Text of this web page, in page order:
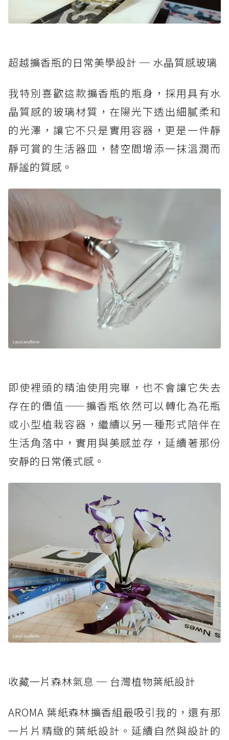
超越擴香瓶的日常美學設計 ─ 水晶質感玻璃
我特別喜歡這款擴香瓶的瓶身，採用具有水
晶質感的玻璃材質，在陽光下透出細膩柔和
的光澤，讓它不只是實用容器，更是一件靜
靜可賞的生活器皿，替空間增添一抹溫潤而
靜謐的質感。
即使裡頭的精油使用完畢，也不會讓它失去
存在的價值——擴香瓶依然可以轉化為花瓶
或小型植栽容器，繼續以另一種形式陪伴在
生活角落中，實用與美感並存，延續著那份
安靜的日常儀式感。
收藏一片森林氣息 ─ 台灣植物葉紙設計
AROMA 葉紙森林擴香組最吸引我的，還有那
一片片精緻的葉紙設計。延續自然與設計的